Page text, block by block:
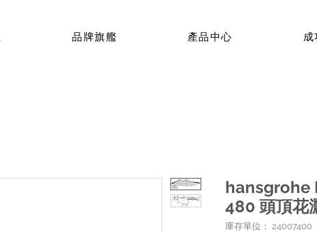
品牌旗艦 產品中心 成
hansgrohe
480 頭頂花
庫存單位： 24007400